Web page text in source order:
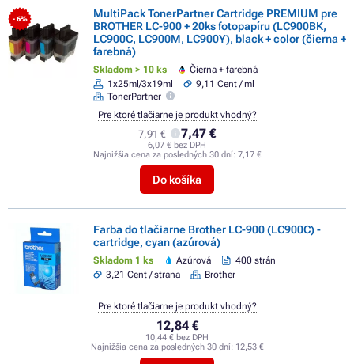
- 6%
MultiPack TonerPartner Cartridge PREMIUM pre
BROTHER LC-900 + 20ks fotopapíru (LC900BK,
LC900C, LC900M, LC900Y), black + color (čierna +
farebná)
Skladom > 10 ks
Čierna + farebná
1x25ml/3x19ml
9,11 Cent / ml
TonerPartner
7,91 € 7,47 €
6,07 € bez DPH
Najnižšia cena za posledných 30 dní: 7,17 €
Do košíka
Pre ktoré tlačiarne je produkt vhodný?
Farba do tlačiarne Brother LC-900 (LC900C) -
cartridge, cyan (azúrová)
Skladom 1 ks Azúrová
400 strán
3,21 Cent / strana
Brother
12,84 €
10,44 € bez DPH
Najnižšia cena za posledných 30 dní: 12,53 €
Pre ktoré tlačiarne je produkt vhodný?